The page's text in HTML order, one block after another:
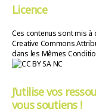
Licence
Ces contenus sont mis à
Creative Commons
dans les Mêmes
J’utilise vos
vous soutiens !